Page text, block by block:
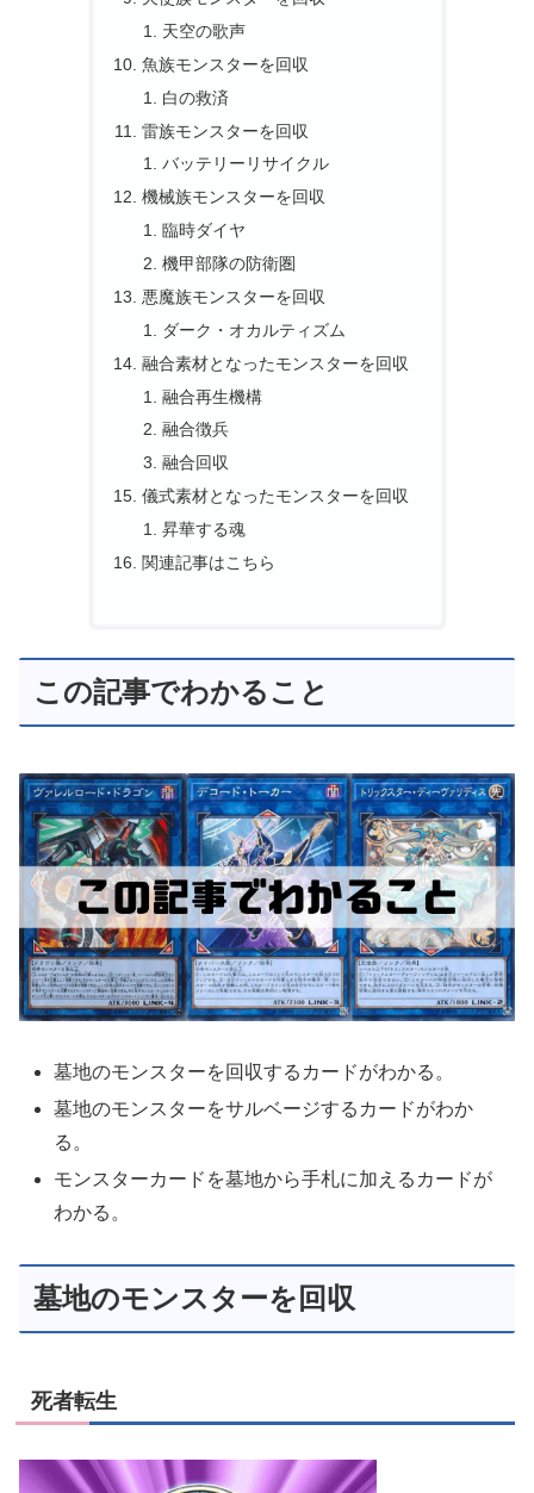
天空の歌声
魚族モンスターを回収
白の救済
雷族モンスターを回収
バッテリーリサイクル
機械族モンスターを回収
臨時ダイヤ
機甲部隊の防衛圏
悪魔族モンスターを回収
ダーク・オカルティズム
融合素材となったモンスターを回収
融合再生機構
融合徴兵
融合回収
儀式素材となったモンスターを回収
昇華する魂
関連記事はこちら
この記事でわかること
墓地のモンスターを回収するカードがわかる。
墓地のモンスターをサルベージするカードがわか
る。
モンスターカードを墓地から手札に加えるカードが
わかる。
墓地のモンスターを回収
死者転生